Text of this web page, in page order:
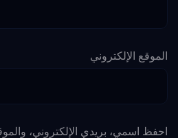
الموقع الإلكتروني
احفظ اسمي، بريدي الإلكتروني،